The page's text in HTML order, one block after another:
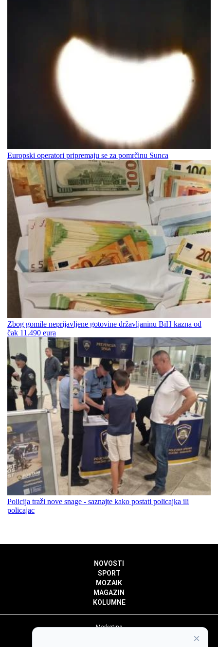
Europski operatori pripremaju se za pomrčinu Sunca
Zbog gomile neprijavljene gotovine državljaninu BiH kazna od
čak 11.490 eura
Policija traži nove snage - saznajte kako postati policajka ili
policajac
NOVOSTI
SPORT
MOZAIK
MAGAZIN
KOLUMNE
Marketing
×